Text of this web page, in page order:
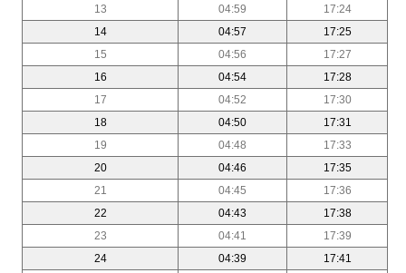
13
04:59
17:24
14
04:57
17:25
15
04:56
17:27
16
04:54
17:28
17
04:52
17:30
18
04:50
17:31
19
04:48
17:33
20
04:46
17:35
21
04:45
17:36
22
04:43
17:38
23
04:41
17:39
24
04:39
17:41